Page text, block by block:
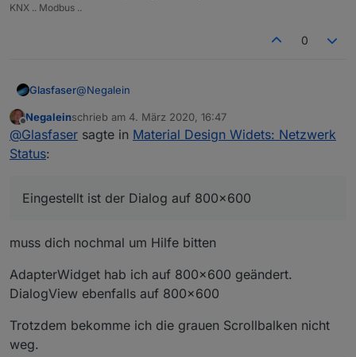
KNX .. Modbus ..
0
Glasfaser@Negalein
Eingestellt ist der Dialog auf 800x600
Offline
Negaleinschrieb am 4. März 2020, 16:47
zuletzt editiert von
@Glasfaser sagte in Material Design Widets: Netzwerk
Status:
Eingestellt ist der Dialog auf 800x600
muss dich nochmal um Hilfe bitten
AdapterWidget hab ich auf 800x600 geändert.
DialogView ebenfalls auf 800x600
Trotzdem bekomme ich die grauen Scrollbalken nicht
weg.